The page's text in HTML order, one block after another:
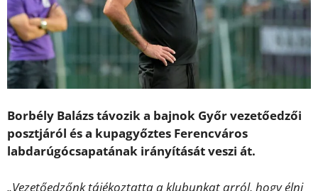
Borbély Balázs távozik a bajnok Győr vezetőedzői
posztjáról és a kupagyőztes Ferencváros
labdarúgócsapatának irányítását veszi át.
„Vezetőedzőnk tájékoztatta a klubunkat arról, hogy élni